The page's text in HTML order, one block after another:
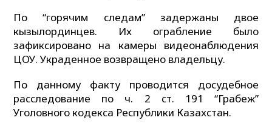
По “горячим следам” задержаны двое
кызылординцев. Их ограбление было
зафиксировано на камеры видеонаблюдения
ЦОУ. Украденное возвращено владельцу.
По данному факту проводится досудебное
расследование по ч. 2 ст. 191 “Грабеж”
Уголовного кодекса Республики Казахстан.